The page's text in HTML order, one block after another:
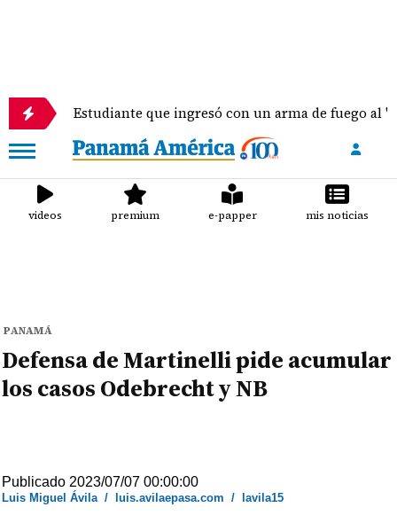
Estudiante que ingresó con un arma de fuego al
videos premium e-papper mis noticias
PANAMÁ
Defensa de Martinelli pide acumular
los casos Odebrecht y NB
Publicado 2023/07/07 00:00:00
Luis Miguel Ávila/ luis.avilaepasa.com / lavila15